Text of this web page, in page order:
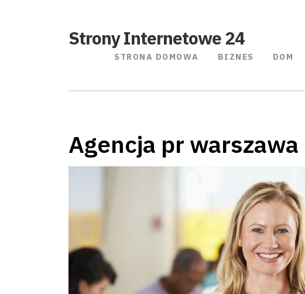
Strony Internetowe 24
STRONA DOMOWA BIZNES DOM
Agencja pr warszawa